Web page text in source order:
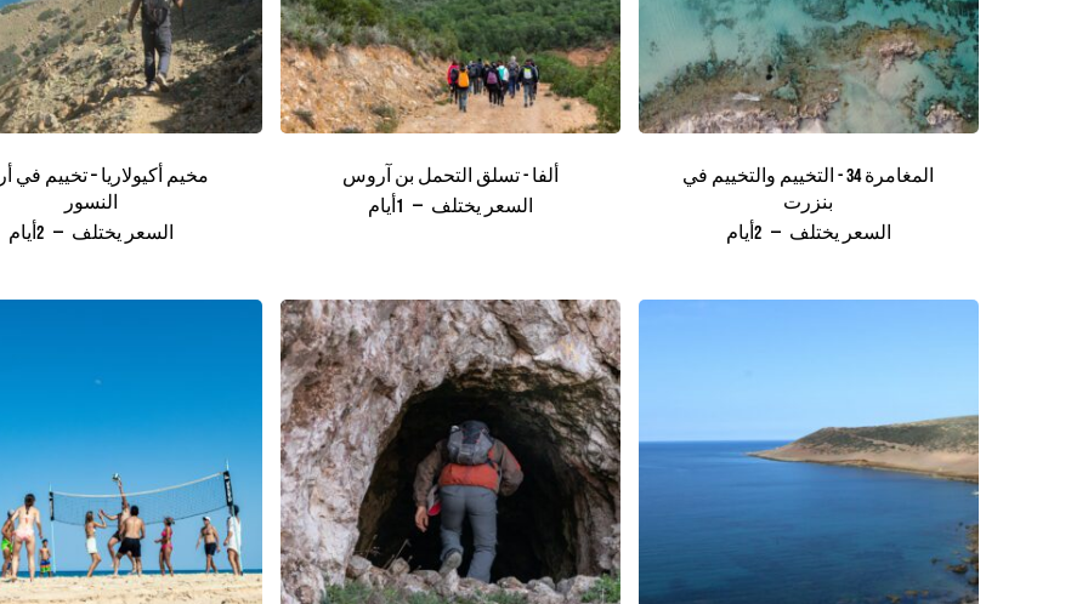
المغامرة 34 - التخييم والتخييم في
بنزرت
السعر يختلف
2أيام
ألفا - تسلق التحمل بن آروس
السعر يختلف
1أيام
مخيم أكيولاريا – تخييم في
النسور
السعر يختلف
2أيام